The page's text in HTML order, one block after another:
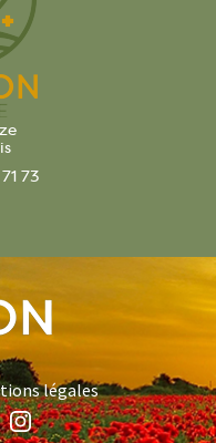
73
légales